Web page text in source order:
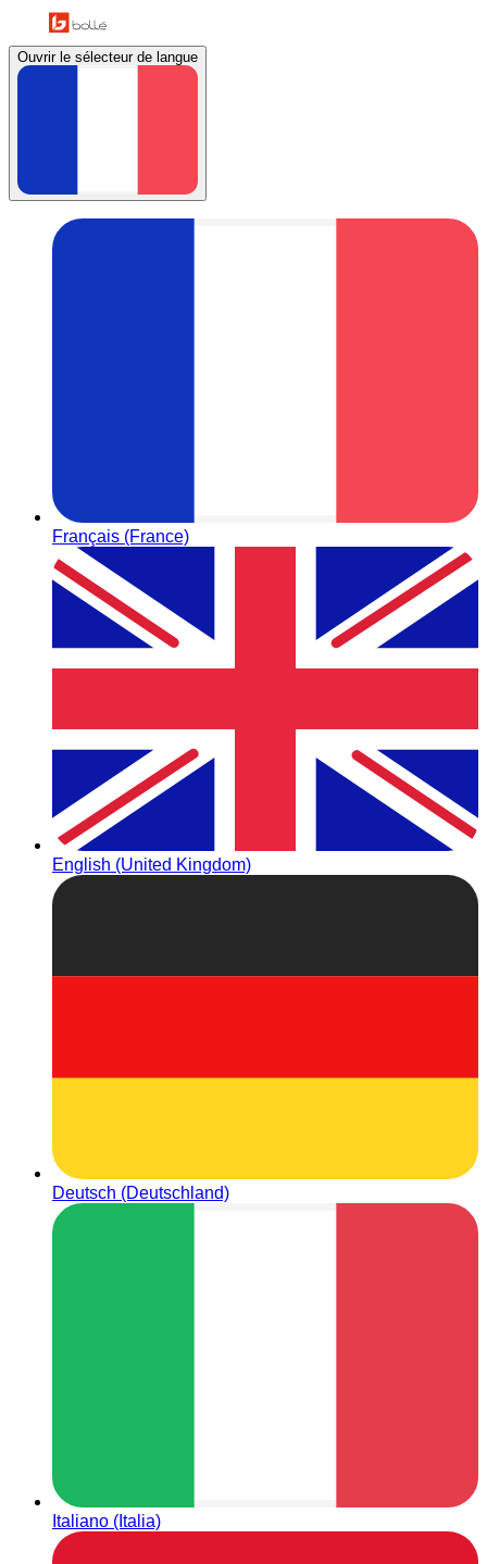
Ouvrir le sélecteur de langue
Français (France)
English (United Kingdom)
Deutsch (Deutschland)
Italiano (Italia)